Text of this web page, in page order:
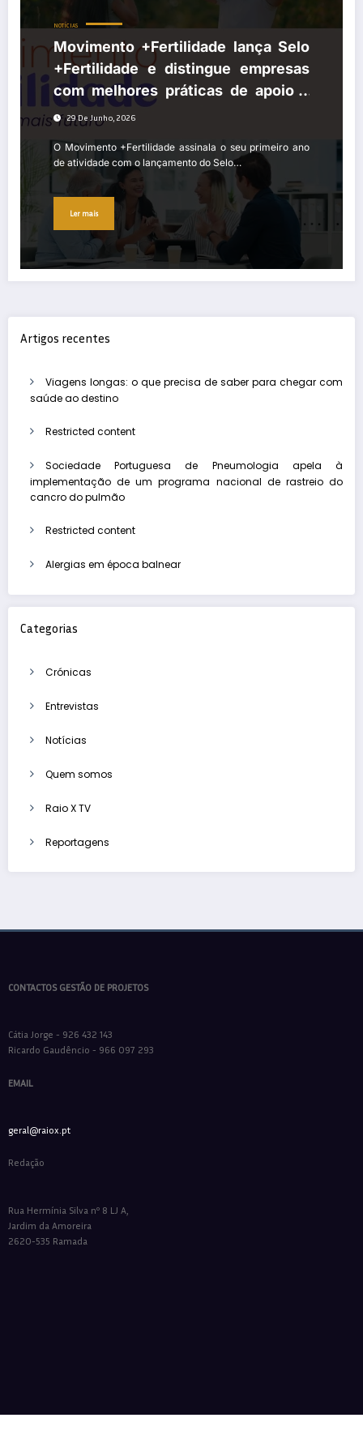
NOTÍCIAS
Movimento +Fertilidade lança Selo
+Fertilidade e distingue empresas
com melhores práticas de apoio à
parentalidade
29 De Junho, 2026
O Movimento +Fertilidade assinala o seu primeiro ano
de atividade com o lançamento do Selo…
Ler mais
Artigos recentes
Viagens longas: o que precisa de saber para chegar com
saúde ao destino
Restricted content
Sociedade Portuguesa de Pneumologia apela à
implementação de um programa nacional de rastreio do
cancro do pulmão
Restricted content
Alergias em época balnear
Categorias
Crónicas
Entrevistas
Notícias
Quem somos
Raio X TV
Reportagens
CONTACTOS GESTÃO DE PROJETOS
Cátia Jorge - 926 432 143
Ricardo Gaudêncio - 966 097 293
EMAIL
geral@raiox.pt
Redação
Rua Hermínia Silva nº 8 LJ A,
Jardim da Amoreira
2620-535 Ramada